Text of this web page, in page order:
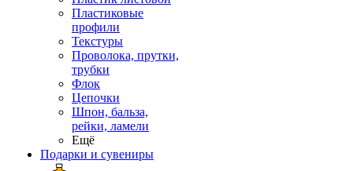
Пластиковые
профили
Текстуры
Проволока, прутки,
трубки
Флок
Цепочки
Шпон, бальза,
рейки, ламели
Ещё
Подарки и сувениры